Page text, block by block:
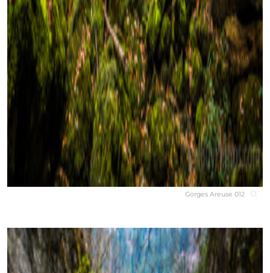
Gorges Areuse 012